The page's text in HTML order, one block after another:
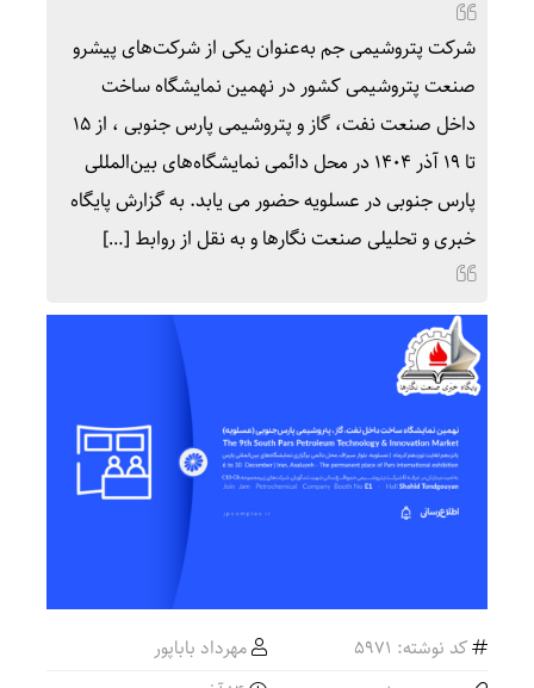
شرکت پتروشیمی جم به‌عنوان یکی از شرکت‌های پیشرو
صنعت پتروشیمی کشور در نهمین نمایشگاه ساخت
داخل صنعت نفت، گاز و پتروشیمی پارس جنوبی ، از ۱۵
تا ۱۹ آذر ۱۴۰۴ در محل دائمی نمایشگاه‌های بین‌المللی
پارس جنوبی در عسلویه حضور می یابد. به گزارش پایگاه
خبری و تحلیلی صنعت نگارها و به نقل از روابط […]
کد نوشته: 5971
مهرداد باباپور